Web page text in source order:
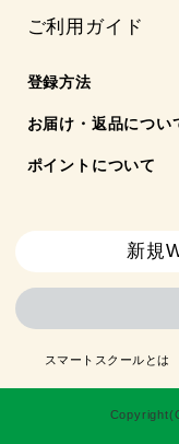
ご利用ガイド
登録方法
お届け・返品につい
ポイントについて
新規
スマートスクールとは